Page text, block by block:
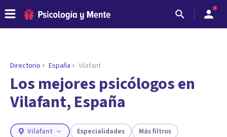
ENCONTRAR MI TERAPEUTA
¿Necesitas ayuda para encontrar el
psicólogo adecuado?
Responde a unas breves preguntas y te ofreceremos
necesidades.
Directorio España Vilafant
Los mejores psicólogos en
Vilafant, España
Vilafant Especialidades Más filtros